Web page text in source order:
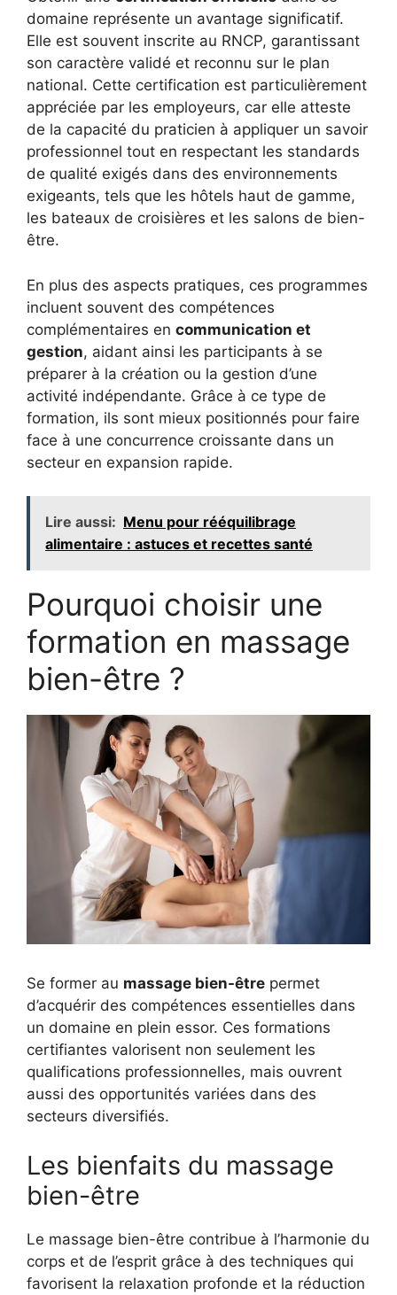
domaine représente un avantage significatif.
Elle est souvent inscrite au RNCP, garantissant
son caractère validé et reconnu sur le plan
national. Cette certification est particulièrement
appréciée par les employeurs, car elle atteste
de la capacité du praticien à appliquer un savoir
professionnel tout en respectant les standards
de qualité exigés dans des environnements
exigeants, tels que les hôtels haut de gamme,
les bateaux de croisières et les salons de bien-
être.
En plus des aspects pratiques, ces programmes
incluent souvent des compétences
complémentaires en communication et
gestion, aidant ainsi les participants à se
préparer à la création ou la gestion d’une
activité indépendante. Grâce à ce type de
formation, ils sont mieux positionnés pour faire
face à une concurrence croissante dans un
secteur en expansion rapide.
Lire aussi: Menu pour rééquilibrage
alimentaire : astuces et recettes santé
Pourquoi choisir une
formation en massage
bien-être ?
Se former au massage bien-être permet
d’acquérir des compétences essentielles dans
un domaine en plein essor. Ces formations
certifiantes valorisent non seulement les
qualifications professionnelles, mais ouvrent
aussi des opportunités variées dans des
secteurs diversifiés.
Les bienfaits du massage
bien-être
Le massage bien-être contribue à l’harmonie du
corps et de l’esprit grâce à des techniques qui
favorisent la relaxation profonde et la réduction